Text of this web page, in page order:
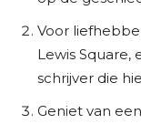
Voor
Lewis
schrijver die
Geniet van